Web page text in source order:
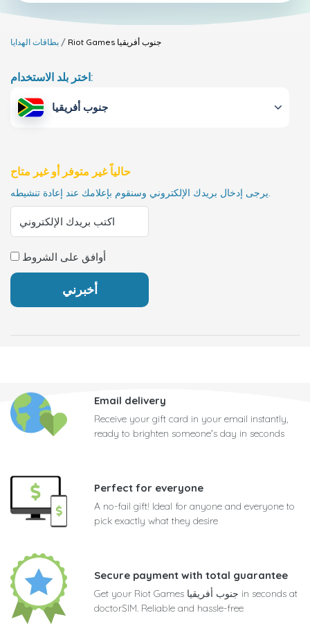
بطاقات الهدايا Riot Games جنوب أفريقيا
اختر بلد الاستخدام:
جنوب أفريقيا
حالياً غير متوفر أو غير متاح
يرجى إدخال بريدك الإلكتروني وسنقوم بإعلامك عند إعادة تنشيطه.
أوافق على الشروط
Email delivery
Receive your gift card in your email instantly,
ready to brighten someone's day in seconds
Perfect for everyone
A no-fail gift! Ideal for anyone and everyone to
pick exactly what they desire
Secure payment with total guarantee
Get your Riot Games جنوب أفريقيا in seconds at
doctorSIM. Reliable and hassle-free